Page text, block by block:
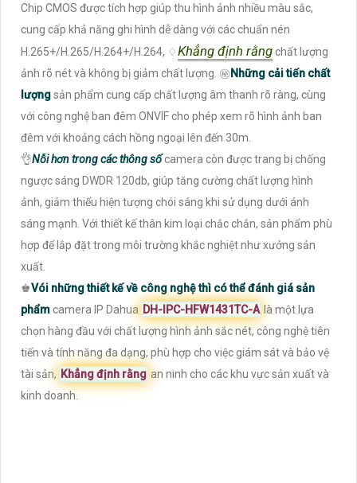
Chip CMOS được tích hợp giúp thu hình ảnh nhiều màu sắc,
cung cấp khả năng ghi hình dễ dàng với các chuẩn nén
H.265+/H.265/H.264+/H.264, ♢Khẳng định rằngchất lượng
ảnh rõ nét và không bị giảm chất lượng. ㊙️ Những cải tiến chất
lượngsản phẩm cung cấp chất lượng âm thanh rõ ràng, cùng
với công nghệ ban đêm ONVIF cho phép xem rõ hình ảnh ban
đêm với khoảng cách hồng ngoại lên đến 30m.
👌Nỗi hơn trong các thông sốcamera còn được trang bị chống
ngược sáng DWDR 120db, giúp tăng cường chất lượng hình
ảnh, giảm thiểu hiện tượng chói sáng khi sử dụng dưới ánh
sáng mạnh. Với thiết kế thân kim loại chắc chắn, sản phẩm phù
hợp để lắp đặt trong môi trường khắc nghiệt như xưởng sản
xuất.
♚Vói những thiết kế về công nghệ thì có thể đánh giá sản
phẩmcamera IP Dahua DH-IPC-HFW1431TC-A là một lựa
chọn hàng đầu với chất lượng hình ảnh sắc nét, công nghệ tiên
tiến và tính năng đa dạng, phù hợp cho việc giám sát và bảo vệ
tài sản, Khẳng định rằng an ninh cho các khu vực sản xuất và
kinh doanh.